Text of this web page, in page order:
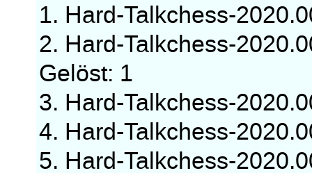
1. Hard-Talkchess-
2. Hard-Talkchess-
Gelöst: 1
3. Hard-Talkchess-
4. Hard-Talkchess-
5. Hard-Talkchess-